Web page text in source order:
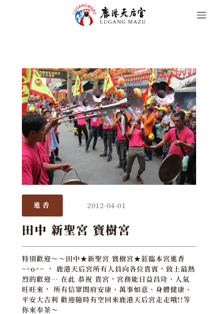
進香 2012-04-01
田中 新聖宮 寶樹宮
特別歡迎～～田中★新聖宮 寶樹宮★蒞臨本宮進香
~^o^~ ， 鹿港天后宮所有人員向各位貴賓，致上最熱
烈的歡迎… 在此 恭祝 貴宮，宮務能日益昌隆、人氣
旺旺來， 所有信眾閤府安康、萬事如意、身體健康、
平安大吉利 歡迎隨時有空回來鹿港天后宮走走哦!!等
你來奉茶～